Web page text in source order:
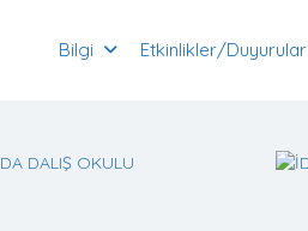
Bilgi Etkinlikler/Duyurular